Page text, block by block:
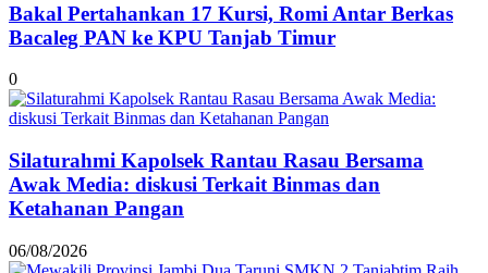
Bakal Pertahankan 17 Kursi, Romi Antar Berkas
Bacaleg PAN ke KPU Tanjab Timur
0
Silaturahmi Kapolsek Rantau Rasau Bersama
Awak Media: diskusi Terkait Binmas dan
Ketahanan Pangan
06/08/2026